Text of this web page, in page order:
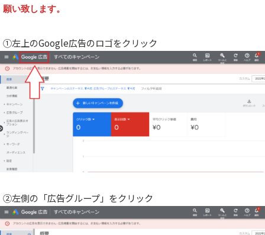
願い致します。
①左上のGoogle広告のロゴをクリック
②左側の「広告グループ」をクリック